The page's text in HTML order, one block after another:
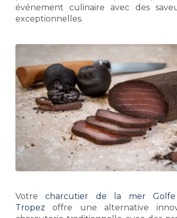
événement culinaire avec des
exceptionnelles.
Votrecharcutier de la mer
Tropez offre une alternative